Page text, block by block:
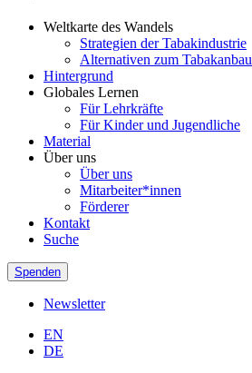
Weltkarte des Wandels
Strategien der Tabakindustrie
Alternativen zum Tabakanbau
Hintergrund
Globales Lernen
Für Lehrkräfte
Für Kinder und Jugendliche
Material
Über uns
Über uns
Mitarbeiter*innen
Förderer
Kontakt
Suche
Spenden
Newsletter
EN
DE